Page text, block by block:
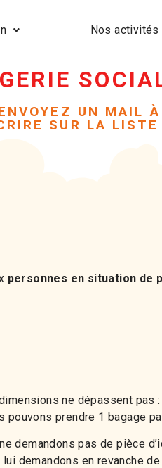
Nos activités
UN MAIL
SUR LA
personnes en situation de
ne dépassent pas
prendre 1 bagage
demandons pas de pièce
demandons en revanche